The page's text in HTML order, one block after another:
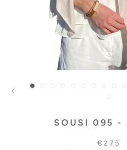
SOUSI 095 -
€275